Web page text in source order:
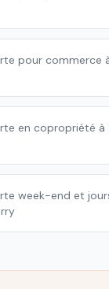
pour commerce
en copropriété à
week-end et